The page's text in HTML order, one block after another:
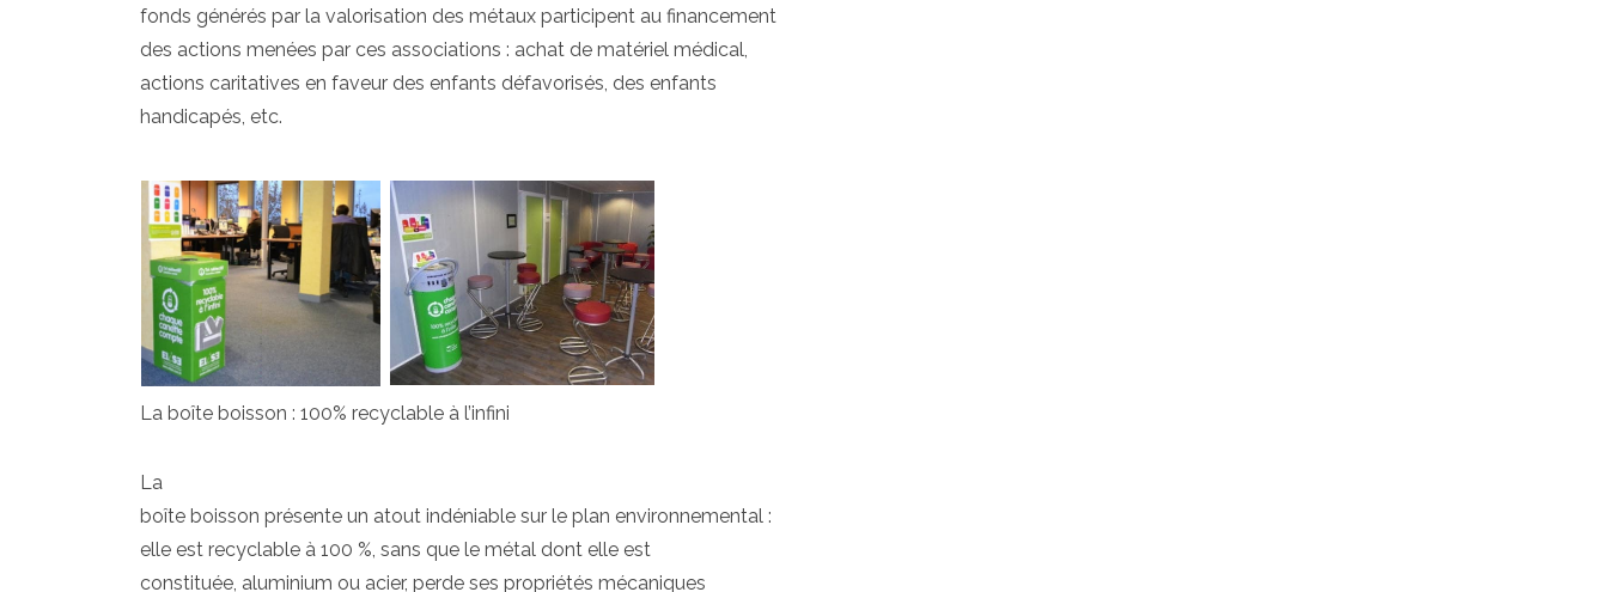
fonds générés par la valorisation des métaux participent au financement
des actions menées par ces associations : achat de matériel médical,
actions caritatives en faveur des enfants défavorisés, des enfants
handicapés, etc.
La boîte boisson : 100% recyclable à l’infini
La
boîte boisson présente un atout indéniable sur le plan environnemental :
elle est recyclable à 100 %, sans que le métal dont elle est
constituée, aluminium ou acier, perde ses propriétés mécaniques